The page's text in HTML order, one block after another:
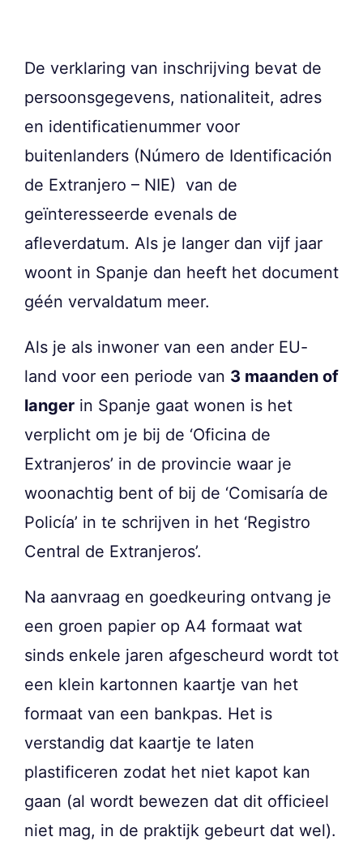
De verklaring van inschrijving bevat de
persoonsgegevens, nationaliteit, adres
en identificatienummer voor
buitenlanders (Número de Identificación
de Extranjero – NIE) van de
geïnteresseerde evenals de
afleverdatum. Als je langer dan vijf jaar
woont in Spanje dan heeft het document
géén vervaldatum meer.
Als je als inwoner van een ander EU-
land voor een periode van 3 maanden of
langer in Spanje gaat wonen is het
verplicht om je bij de ‘Oficina de
Extranjeros’ in de provincie waar je
woonachtig bent of bij de ‘Comisaría de
Policía’ in te schrijven in het ‘Registro
Central de Extranjeros’.
Na aanvraag en goedkeuring ontvang je
een groen papier op A4 formaat wat
sinds enkele jaren afgescheurd wordt tot
een klein kartonnen kaartje van het
formaat van een bankpas. Het is
verstandig dat kaartje te laten
plastificeren zodat het niet kapot kan
gaan (al wordt bewezen dat dit officieel
niet mag, in de praktijk gebeurt dat wel).